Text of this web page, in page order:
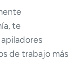
te
de trabajo más